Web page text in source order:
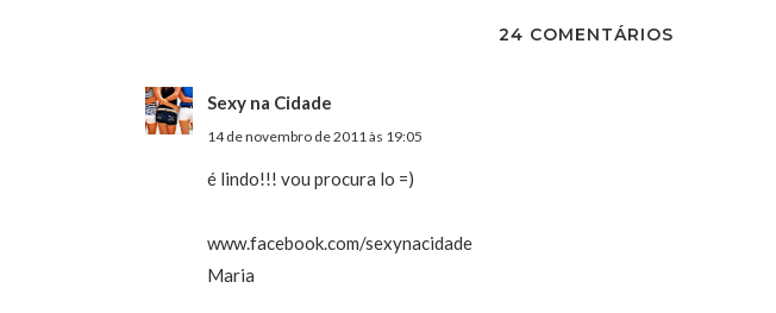
24 COMENTÁRIOS
Sexy na Cidade
14 de novembro de 2011 às 19:05
é lindo!!! vou procura lo =)
www.facebook.com/sexynacidade
Maria